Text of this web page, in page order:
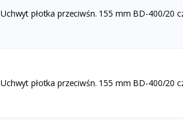
Uchwyt płotka przeciwśn. 155 mm BD-400/20
Uchwyt płotka przeciwśn. 155 mm BD-400/20